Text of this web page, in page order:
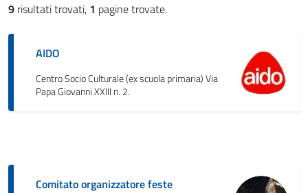
9 risultati trovati, 1 pagine trovate.
AIDO
Centro Socio Culturale (ex scuola primaria) Via
Papa Giovanni XXIII n. 2.
Comitato organizzatore feste